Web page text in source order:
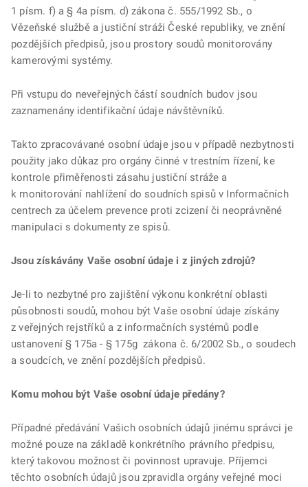
1 písm. f) a § 4a písm. d) zákona č. 555/1992 Sb., o
Vězeňské službě a justiční stráži České republiky, ve znění
pozdějších předpisů, jsou prostory soudů monitorovány
kamerovými systémy.
Při vstupu do neveřejných částí soudních budov jsou
zaznamenány identifikační údaje návštěvníků.
Takto zpracovávané osobní údaje jsou v případě nezbytnosti
použity jako důkaz pro orgány činné v trestním řízení, ke
kontrole přiměřenosti zásahu justiční stráže a
k monitorování nahlížení do soudních spisů v Informačních
centrech za účelem prevence proti zcizení či neoprávněné
manipulaci s dokumenty ze spisů.
Jsou získávány Vaše osobní údaje i z jiných zdrojů?
Je-li to nezbytné pro zajištění výkonu konkrétní oblasti
působnosti soudů, mohou být Vaše osobní údaje získány
z veřejných rejstříků a z informačních systémů podle
ustanovení § 175a - § 175g zákona č. 6/2002 Sb., o soudech
a soudcích, ve znění pozdějších předpisů.
Komu mohou být Vaše osobní údaje předány?
Případné předávání Vašich osobních údajů jinému správci je
možné pouze na základě konkrétního právního předpisu,
který takovou možnost či povinnost upravuje. Příjemci
těchto osobních údajů jsou zpravidla orgány veřejné moci